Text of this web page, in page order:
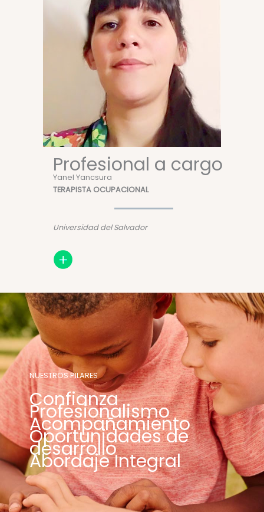
Profesional a cargo
Yanel Yancsura
TERAPISTA OCUPACIONAL
Universidad del Salvador
NUESTROS PILARES
Confianza
Profesionalismo
Acompañamiento
Oportunidades de
desarrollo
Abordaje Integral